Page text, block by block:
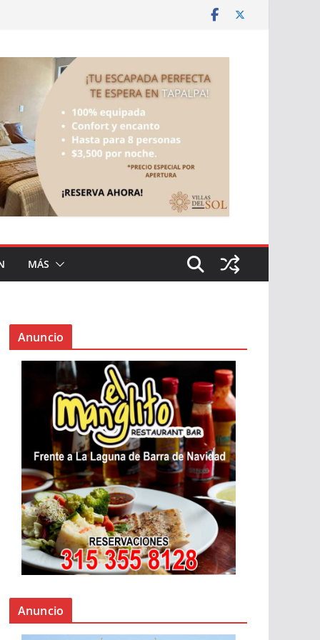
MÁS
Anuncio
Anuncio